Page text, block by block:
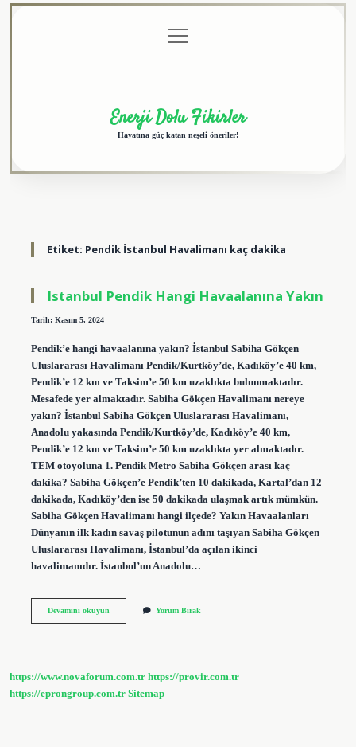
menüyü
aç
Enerji Dolu Fikirler
Hayatına güç katan neşeli öneriler!
Etiket: Pendik İstanbul Havalimanı kaç dakika
Istanbul Pendik Hangi Havaalanına Yakın
Tarih: Kasım 5, 2024
Pendik’e hangi havaalanına yakın? İstanbul Sabiha Gökçen
Uluslararası Havalimanı Pendik/Kurtköy’de, Kadıköy’e 40 km,
Pendik’e 12 km ve Taksim’e 50 km uzaklıkta bulunmaktadır.
Mesafede yer almaktadır. Sabiha Gökçen Havalimanı nereye
yakın? İstanbul Sabiha Gökçen Uluslararası Havalimanı,
Anadolu yakasında Pendik/Kurtköy’de, Kadıköy’e 40 km,
Pendik’e 12 km ve Taksim’e 50 km uzaklıkta yer almaktadır.
TEM otoyoluna 1. Pendik Metro Sabiha Gökçen arası kaç
dakika? Sabiha Gökçen’e Pendik’ten 10 dakikada, Kartal’dan 12
dakikada, Kadıköy’den ise 50 dakikada ulaşmak artık mümkün.
Sabiha Gökçen Havalimanı hangi ilçede? Yakın Havaalanları
Dünyanın ilk kadın savaş pilotunun adını taşıyan Sabiha Gökçen
Uluslararası Havalimanı, İstanbul’da açılan ikinci
havalimanıdır. İstanbul’un Anadolu…
Devamını okuyunIstanbul
Yorum Bırak
https://www.novaforum.com.tr https://provir.com.tr
https://eprongroup.com.tr Sitemap